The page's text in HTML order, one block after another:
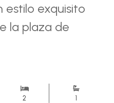
exquisito
la plaza de
2 1